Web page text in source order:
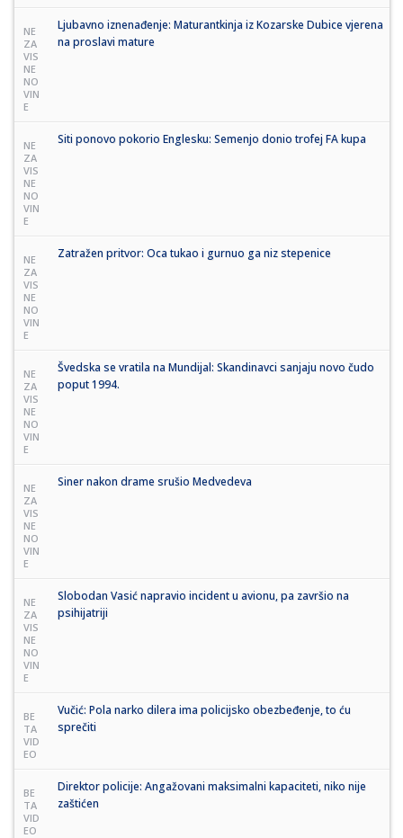
NE
ZA
VIS
NE
NO
VIN
E
Ljubavno iznenađenje: Maturantkinja iz Kozarske Dubice vjerena
na proslavi mature
NE
ZA
VIS
NE
NO
VIN
E
Siti ponovo pokorio Englesku: Semenjo donio trofej FA kupa
NE
ZA
VIS
NE
NO
VIN
E
Zatražen pritvor: Oca tukao i gurnuo ga niz stepenice
NE
ZA
VIS
NE
NO
VIN
E
Švedska se vratila na Mundijal: Skandinavci sanjaju novo čudo
poput 1994.
NE
ZA
VIS
NE
NO
VIN
E
Siner nakon drame srušio Medvedeva
NE
ZA
VIS
NE
NO
VIN
E
Slobodan Vasić napravio incident u avionu, pa završio na
psihijatriji
BE
TA
VID
EO
Vučić: Pola narko dilera ima policijsko obezbeđenje, to ću
sprečiti
BE
TA
VID
EO
Direktor policije: Angažovani maksimalni kapaciteti, niko nije
zaštićen